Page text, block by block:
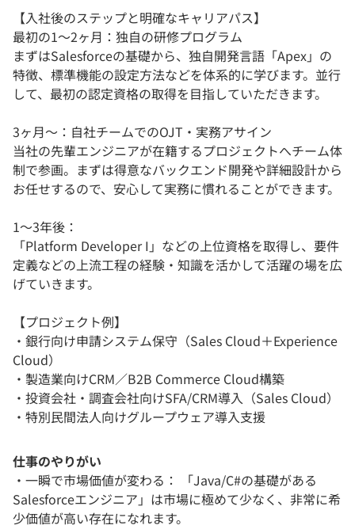
【入社後のステップと明確なキャリアパス】
最初の1〜2ヶ月：独自の研修プログラム
まずはSalesforceの基礎から、独自開発言語「Apex」の
特徴、標準機能の設定方法などを体系的に学びます。並行
して、最初の認定資格の取得を目指していただきます。
3ヶ月〜：自社チームでのOJT・実務アサイン
当社の先輩エンジニアが在籍するプロジェクトへチーム体
制で参画。まずは得意なバックエンド開発や詳細設計から
お任せするので、安心して実務に慣れることができます。
1〜3年後：
「Platform Developer I」などの上位資格を取得し、要件
定義などの上流工程の経験・知識を活かして活躍の場を広
げていきます。
【プロジェクト例】
・銀行向け申請システム保守（Sales Cloud＋Experience
Cloud）
・製造業向けCRM／B2B Commerce Cloud構築
・投資会社・調査会社向けSFA/CRM導入（Sales Cloud）
・特別民間法人向けグループウェア導入支援
仕事のやりがい
・一瞬で市場価値が変わる： 「Java/C#の基礎がある
Salesforceエンジニア」は市場に極めて少なく、非常に希
少価値が高い存在になれます。